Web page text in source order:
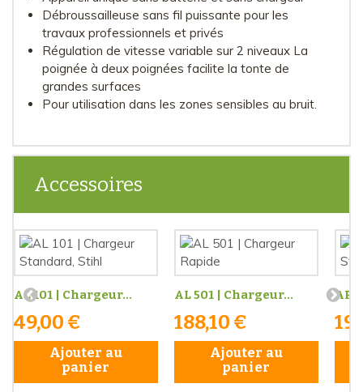
Débroussailleuse sans fil puissante pour les
travaux professionnels et privés
Régulation de vitesse variable sur 2 niveaux La
poignée à deux poignées facilite la tonte de
grandes surfaces
Pour utilisation dans les zones sensibles au bruit.
Accessoires
AL 101 | Chargeur...
49,00 €
Ajouter au
panier
AL 501 | Chargeur...
188,10 €
Ajouter au
panier
AP